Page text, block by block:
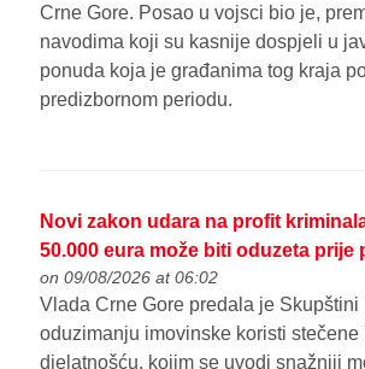
Crne Gore. Posao u vojsci bio je,
navodima koji su kasnije dospjeli u
ponuda koja je građanima tog kraja
predizbornom periodu.
Novi zakon udara na profit
50.000 eura može biti oduzeta prije
on 09/08/2026 at 06:02
Vlada Crne Gore predala je
oduzimanju imovinske koristi stečene
djelatnošću, kojim se uvodi snažniji